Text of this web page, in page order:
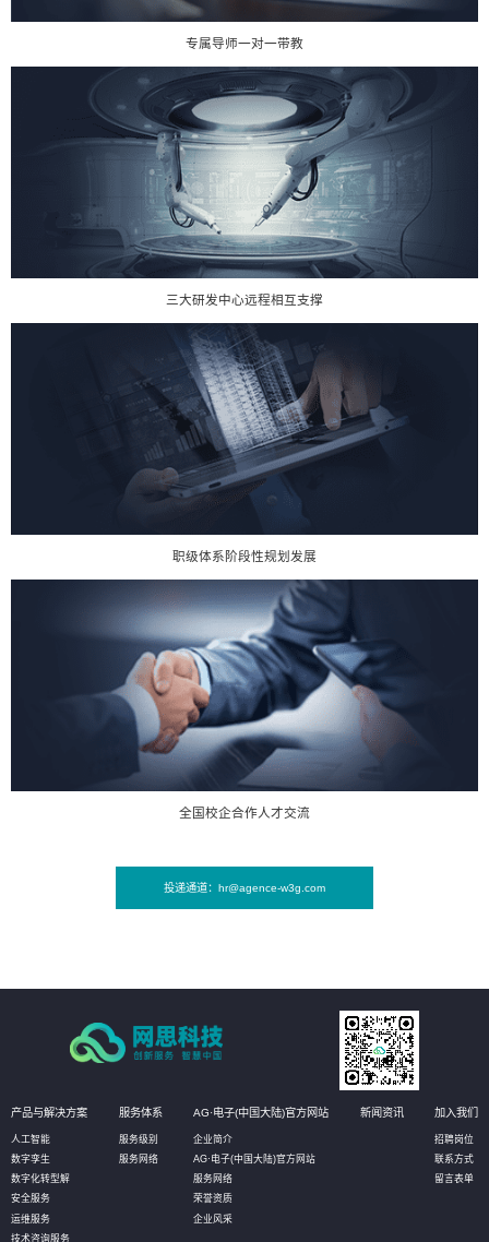
专属导师一对一带教
三大研发中心远程相互支撑
职级体系阶段性规划发展
全国校企合作人才交流
投递通道：hr@agence-w3g.com
产品与解决方案
人工智能
数字孪生
数字化转型解
安全服务
运维服务
技术咨询服务
服务体系
服务级别
服务网络
AG·电子(中国大陆)官方网站
企业简介
AG·电子(中国大陆)官方网站
服务网络
荣誉资质
企业风采
新闻资讯 加入我们
招聘岗位
联系方式
留言表单